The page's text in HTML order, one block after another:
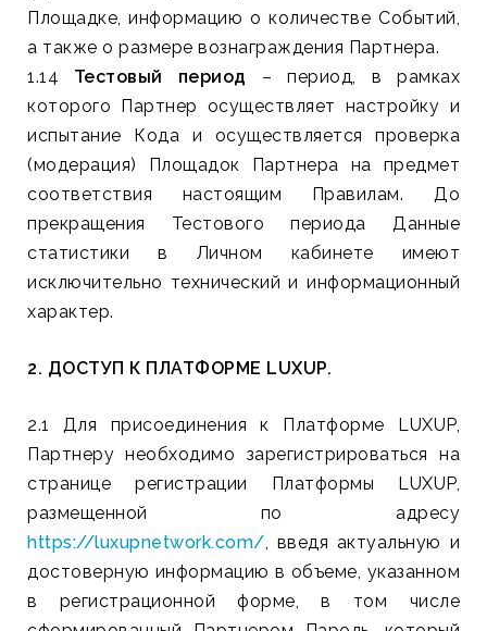
Площадке, информацию о количестве Событий,
а также о размере вознаграждения Партнера.
1.14 Тестовый период – период, в рамках
которого Партнер осуществляет настройку и
испытание Кода и осуществляется проверка
(модерация) Площадок Партнера на предмет
соответствия настоящим Правилам. До
прекращения Тестового периода Данные
статистики в Личном кабинете имеют
исключительно технический и информационный
характер.
2. ДОСТУП К ПЛАТФОРМЕ LUXUP.
2.1 Для присоединения к Платформе LUXUP,
Партнеру необходимо зарегистрироваться на
странице регистрации Платформы LUXUP,
размещенной по адресу
https://luxupnetwork.com/, введя актуальную и
достоверную информацию в объеме, указанном
в регистрационной форме, в том числе